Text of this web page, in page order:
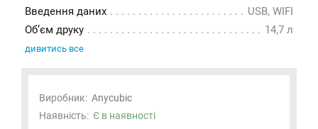
Введення даних
USB, WIFI
Об’єм друку
14,7 л
дивитись все
Виробник: Anycubic
Наявність: Є в наявності